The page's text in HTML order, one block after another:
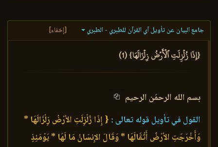
جامع البيان عن تأويل آي القرآن للطبري - الطبري [إخفاء]
{إِذَا زُلۡزِلَتِ ٱلۡأَرۡضُ زِلۡزَالَهَا} (1)
بسم الله الرحمَن الرحيم
القول في تأويل قوله تعالى : { إِذَا زُلْزِلَتِ الأرْضُ زِلْزَالَهَا *
وَأَخْرَجَتِ الأرْضُ أَثْقَالَهَا * وَقَالَ الإِنسَانُ مَا لَهَا * يَوْمَئِذٍ